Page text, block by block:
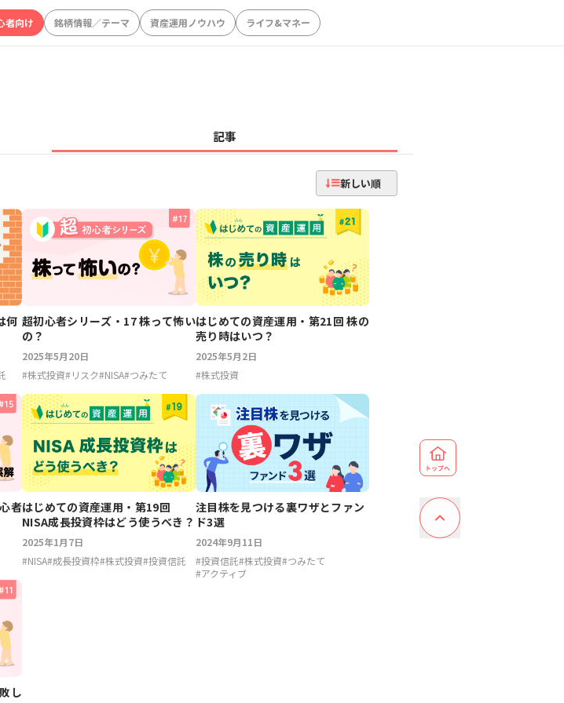
者向け 銘柄情報／テーマ 資産運用ノウハウ ライフ&マネー
記事
新しい順
何 超初心者シリーズ・17 株って怖い
の？
2025年5月20日
#株式投資#リスク#NISA#つみたて
はじめての資産運用・第21回 株の
売り時はいつ？
2025年5月2日
#株式投資
者はじめての資産運用・第19回
NISA成長投資枠はどう使うべき？
2025年1月7日
#NISA#成長投資枠#株式投資#投資信託
注目株を見つける裏ワザとファン
ド3選
2024年9月11日
#投資信託#株式投資#つみたて
#アクティブ
し